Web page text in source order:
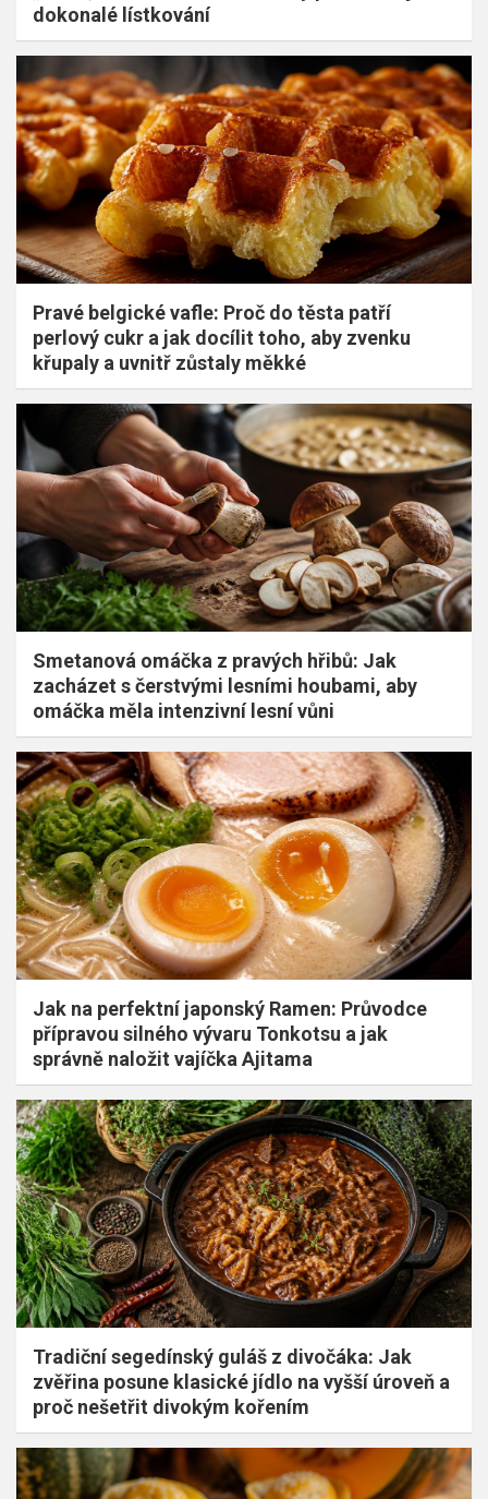
dokonalé lístkování
Pravé belgické vafle: Proč do těsta patří
perlový cukr a jak docílit toho, aby zvenku
křupaly a uvnitř zůstaly měkké
Smetanová omáčka z pravých hřibů: Jak
zacházet s čerstvými lesními houbami, aby
omáčka měla intenzivní lesní vůni
Jak na perfektní japonský Ramen: Průvodce
přípravou silného vývaru Tonkotsu a jak
správně naložit vajíčka Ajitama
Tradiční segedínský guláš z divočáka: Jak
zvěřina posune klasické jídlo na vyšší úroveň a
proč nešetřit divokým kořením